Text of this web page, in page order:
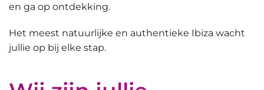
en ga op ontdekking.
Het meest natuurlijke en authentieke Ibiza wacht
jullie op bij elke stap.